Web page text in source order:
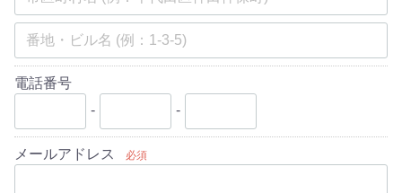
電話番号
-
-
メールアドレス 必須